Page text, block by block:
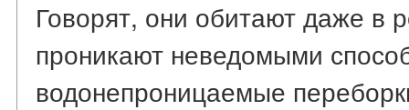
Говорят, они обитают даже в
проникают неведомыми
водонепроницаемые